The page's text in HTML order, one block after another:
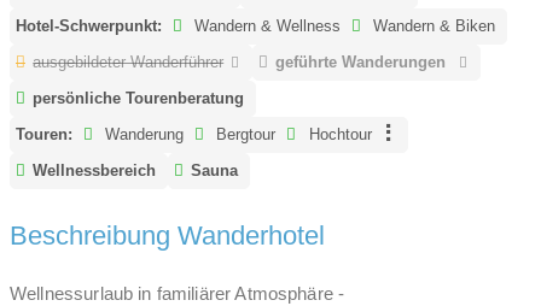
Hotel-Schwerpunkt:
Wandern & Wellness
Wandern & Biken
ausgebildeter Wanderführer
geführte Wanderungen
persönliche Tourenberatung
Touren:
Wanderung Bergtour
Hochtour
Wellnessbereich
Sauna
Beschreibung Wanderhotel
Wellnessurlaub in familiärer Atmosphäre -